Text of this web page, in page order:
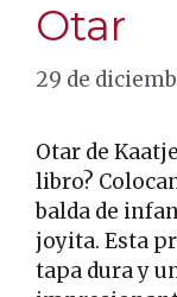
Otar
29 de
Otar de
libro?
balda de
joyita. Esta
tapa dura y